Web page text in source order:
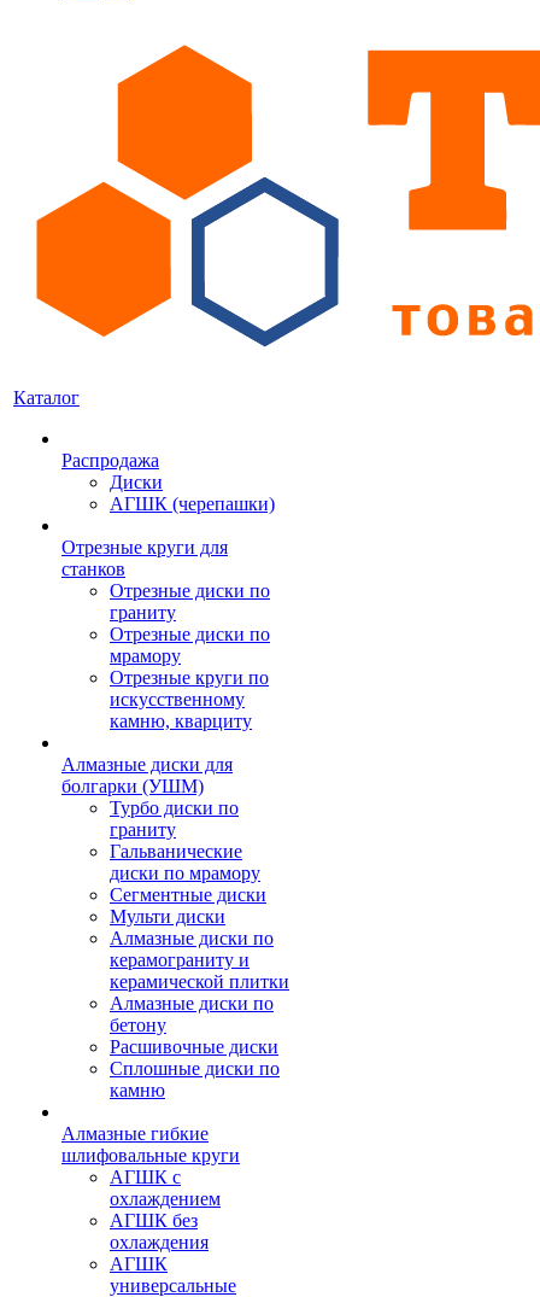
Каталог
Распродажа
Диски
АГШК (черепашки)
Отрезные круги для
станков
Отрезные диски по
граниту
Отрезные диски по
мрамору
Отрезные круги по
искусственному
камню, кварциту
Алмазные диски для
болгарки (УШМ)
Турбо диски по
граниту
Гальванические
диски по мрамору
Сегментные диски
Мульти диски
Алмазные диски по
керамограниту и
керамической плитки
Алмазные диски по
бетону
Расшивочные диски
Сплошные диски по
камню
Алмазные гибкие
шлифовальные круги
АГШК с
охлаждением
АГШК без
охлаждения
АГШК
универсальные